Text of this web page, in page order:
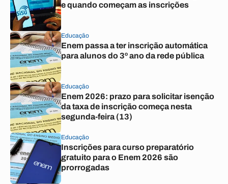
e quando começam as inscrições
Educação
Enem passa a ter inscrição automática
para alunos do 3º ano da rede pública
Educação
Enem 2026: prazo para solicitar isenção
da taxa de inscrição começa nesta
segunda-feira (13)
Educação
Inscrições para curso preparatório
gratuito para o Enem 2026 são
prorrogadas